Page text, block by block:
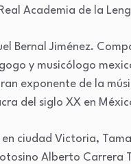
Academia de la
Bernal Jiménez.
y musicólogo
exponente de la
del siglo XX en
en ciudad Victoria,
Alberto Carrera